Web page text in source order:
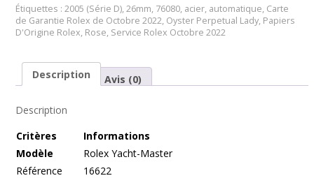
Étiquettes : 2005 (Série D), 26mm, 76080, acier, automatique, Carte
de Garantie Rolex de Octobre 2022, Oyster Perpetual Lady, Papiers
D'Origine Rolex, Rose, Service Rolex Octobre 2022
Description Avis (0)
Description
Critères
Informations
Modèle
Rolex Yacht-Master
Référence
16622